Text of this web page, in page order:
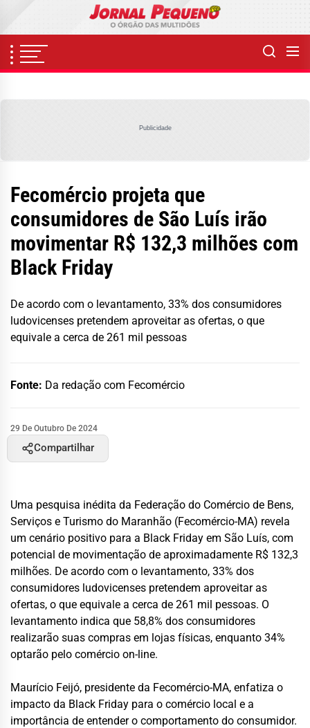
content
Publicidade
Fecomércio projeta que
consumidores de São Luís irão
movimentar R$ 132,3 milhões com
Black Friday
De acordo com o levantamento, 33% dos consumidores
ludovicenses pretendem aproveitar as ofertas, o que
equivale a cerca de 261 mil pessoas
Fonte: Da redação com Fecomércio
29 De Outubro De 2024
Compartilhar
Uma pesquisa inédita da Federação do Comércio de Bens,
Serviços e Turismo do Maranhão (Fecomércio-MA) revela
um cenário positivo para a Black Friday em São Luís, com
potencial de movimentação de aproximadamente R$ 132,3
milhões. De acordo com o levantamento, 33% dos
consumidores ludovicenses pretendem aproveitar as
ofertas, o que equivale a cerca de 261 mil pessoas. O
levantamento indica que 58,8% dos consumidores
realizarão suas compras em lojas físicas, enquanto 34%
optarão pelo comércio on-line.
Maurício Feijó, presidente da Fecomércio-MA, enfatiza o
impacto da Black Friday para o comércio local e a
importância de entender o comportamento do consumidor.